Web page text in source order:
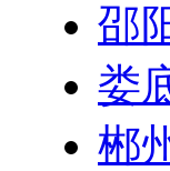
邵
娄
郴